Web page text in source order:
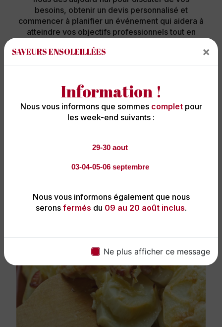
SAVEURS ENSOLEILLÉES ×
Information !
Nous vous informons que sommes completpour
les week-end suivants :
29-30 aout
03-04-05-06 septembre
Nous vous informons également que nous
serons fermés du 09 au 20 août inclus.
Ne plus afficher ce message
besoins, obtenir un devis personnalisé et
commencer à planifier un événement qui aidera à
atteindre vos objectifs professionnels tout en
Avec Saveurs Ensoleillées, chaque repas
entreprise d'entreprise devient une opportunité
En savoir plus Contactez-nous